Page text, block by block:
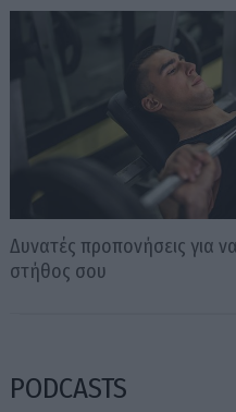
Δυνατές προπονήσεις για
στήθος σου
PODCASTS